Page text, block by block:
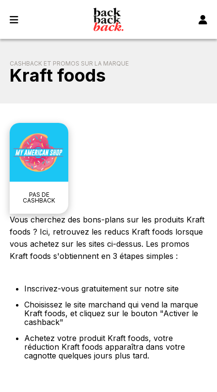
CASHBACK ET PROMOS SUR LA MARQUE
Kraft foods
PAS DE
CASHBACK
Vous cherchez des bons-plans sur les produits Kraft
foods ? Ici, retrouvez les reducs Kraft foods lorsque
vous achetez sur les sites ci-dessus. Les promos
Kraft foods s'obtiennent en 3 étapes simples :
Inscrivez-vous gratuitement sur notre site
Choisissez le site marchand qui vend la marque
Kraft foods, et cliquez sur le bouton "Activer le
cashback"
Achetez votre produit Kraft foods, votre
réduction Kraft foods apparaîtra dans votre
cagnotte quelques jours plus tard.